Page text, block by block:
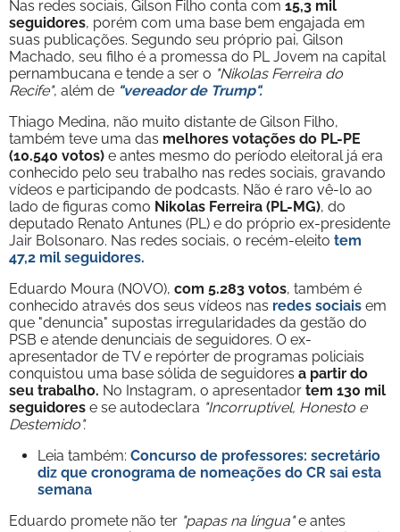
Nas redes sociais, Gilson Filho conta com 15,3 mil
seguidores, porém com uma base bem engajada em
suas publicações. Segundo seu próprio pai, Gilson
Machado, seu filho é a promessa do PL Jovem na capital
pernambucana e tende a ser o "Nikolas Ferreira do
Recife", além de "vereador de Trump".
Thiago Medina, não muito distante de Gilson Filho,
também teve uma das melhores votações do PL-PE
(10.540 votos) e antes mesmo do período eleitoral já era
conhecido pelo seu trabalho nas redes sociais, gravando
vídeos e participando de podcasts. Não é raro vê-lo ao
lado de figuras como Nikolas Ferreira (PL-MG), do
deputado Renato Antunes (PL) e do próprio ex-presidente
Jair Bolsonaro. Nas redes sociais, o recém-eleito tem
47,2 mil seguidores.
Eduardo Moura (NOVO), com 5.283 votos, também é
conhecido através dos seus vídeos nas redes sociais em
que "denuncia" supostas irregularidades da gestão do
PSB e atende denunciais de seguidores. O ex-
apresentador de TV e repórter de programas policiais
conquistou uma base sólida de seguidores a partir do
seu trabalho. No Instagram, o apresentador tem 130 mil
seguidores e se autodeclara "Incorruptível, Honesto e
Destemido".
Leia também: Concurso de professores: secretário
diz que cronograma de nomeações do CR sai esta
semana
Eduardo promete não ter "papas na língua"e antes